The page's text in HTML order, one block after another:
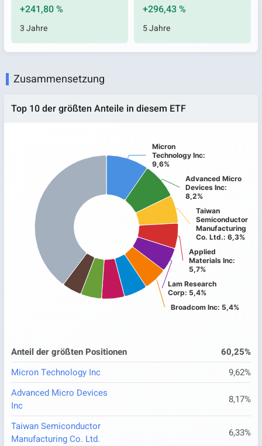
+241,80 %
3 Jahre
+296,43 %
5 Jahre
Zusammensetzung
Top 10 der größten Anteile in diesem ETF
Pie chart with 11 slices.
Micron
Technology Inc:
9,6%
Micron
Technology Inc:
9,6%
Advanced Micro
Devices Inc:
8,2%
Advanced Micro
Devices Inc:
8,2%
Taiwan
Semiconductor
Manufacturing
Co. Ltd.: 6,3%
Taiwan
Semiconductor
Manufacturing
Co. Ltd.: 6,3%
Applied
Materials Inc:
5,7%
Applied
Materials Inc:
5,7%
Lam Research
Corp: 5,4%
Lam Research
Corp: 5,4%
Broadcom Inc: 5,4%
Broadcom Inc: 5,4%
End of interactive chart.
Anteil der größten Positionen
60,25%
Micron Technology Inc
9,62%
Advanced Micro Devices
Inc
8,17%
Taiwan Semiconductor
Manufacturing Co. Ltd.
6,33%